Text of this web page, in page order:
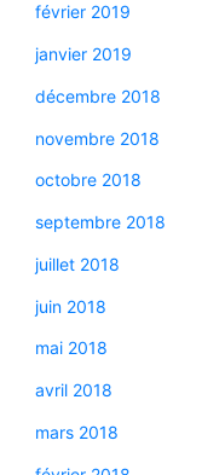
février 2019
janvier 2019
décembre 2018
novembre 2018
octobre 2018
septembre 2018
juillet 2018
juin 2018
mai 2018
avril 2018
mars 2018